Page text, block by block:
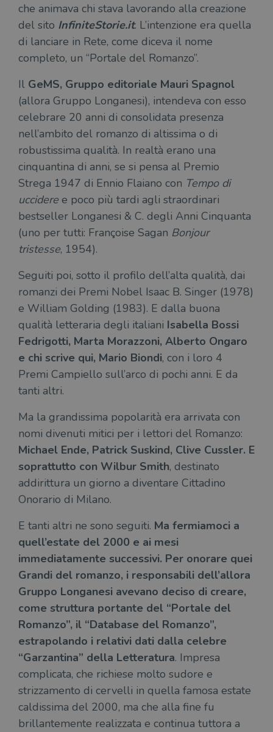
che animava chi stava lavorando alla creazione
del sito InfiniteStorie.it. L’intenzione era quella
di lanciare in Rete, come diceva il nome
completo, un “Portale del Romanzo”.
Il GeMS, Gruppo editoriale Mauri Spagnol
(allora Gruppo Longanesi), intendeva con esso
celebrare 20 anni di consolidata presenza
nell’ambito del romanzo di altissima o di
robustissima qualità. In realtà erano una
cinquantina di anni, se si pensa al Premio
Strega 1947 di Ennio Flaiano con Tempo di
uccidere e poco più tardi agli straordinari
bestseller Longanesi & C. degli Anni Cinquanta
(uno per tutti: Françoise Sagan Bonjour
tristesse, 1954).
Seguiti poi, sotto il profilo dell’alta qualità, dai
romanzi dei Premi Nobel Isaac B. Singer (1978)
e William Golding (1983). E dalla buona
qualità letteraria degli italiani Isabella Bossi
Fedrigotti, Marta Morazzoni, Alberto Ongaro
e chi scrive qui, Mario Biondi, con i loro 4
Premi Campiello sull’arco di pochi anni. E da
tanti altri.
Ma la grandissima popolarità era arrivata con
nomi divenuti mitici per i lettori del Romanzo:
Michael Ende, Patrick Suskind, Clive Cussler. E
soprattutto con Wilbur Smith, destinato
addirittura un giorno a diventare Cittadino
Onorario di Milano.
E tanti altri ne sono seguiti. Ma fermiamoci a
quell’estate del 2000 e ai mesi
immediatamente successivi. Per onorare quei
Grandi del romanzo, i responsabili dell’allora
Gruppo Longanesi avevano deciso di creare,
come struttura portante del “Portale del
Romanzo”, il “Database del Romanzo”,
estrapolando i relativi dati dalla celebre
“Garzantina” della Letteratura. Impresa
complicata, che richiese molto sudore e
strizzamento di cervelli in quella famosa estate
caldissima del 2000, ma che alla fine fu
brillantemente realizzata e continua tuttora a